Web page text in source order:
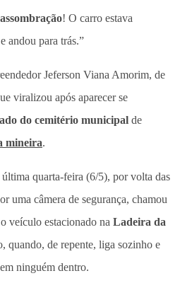
assombração! O carro estava
andou para trás.”
Jeferson Viana Amorim, de
viralizou após aparecer se
do cemitério municipal de
mineira.
quarta-feira (6/5), por volta das
uma câmera de segurança, chamou
veículo estacionado na Ladeira da
quando, de repente, liga sozinho e
ninguém dentro.